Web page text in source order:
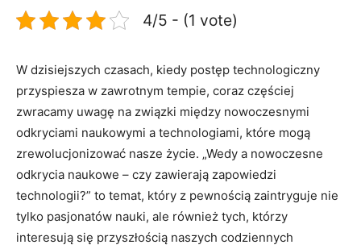
4/5 - (1 vote)
W dzisiejszych czasach, kiedy postęp technologiczny
przyspiesza w zawrotnym tempie, coraz częściej
zwracamy uwagę na związki między nowoczesnymi
odkryciami naukowymi a technologiami, które mogą
zrewolucjonizować nasze życie. „Wedy a nowoczesne
odkrycia naukowe – czy zawierają zapowiedzi
technologii?” to temat, który z pewnością zaintryguje nie
tylko pasjonatów nauki, ale również tych, którzy
interesują się przyszłością naszych codziennych